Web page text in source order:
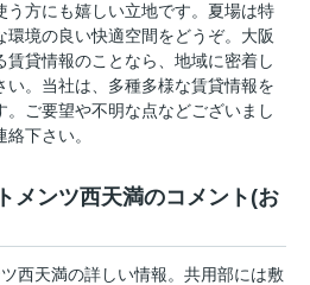
う方にも嬉しい立地です。夏場は特
環境の良い快適空間をどうぞ。大阪
賃貸情報のことなら、地域に密着し
い。当社は、多種多様な賃貸情報を
。ご要望や不明な点などございまし
下さい。
メンツ西天満のコメント(お
西天満の詳しい情報。共用部には敷